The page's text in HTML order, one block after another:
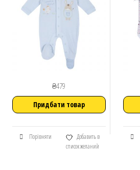
₴479
Придбати товар
Порівняти
Добавить в
список желаний